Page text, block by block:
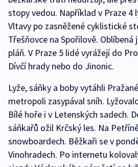
stopy vedou. Například v Praze 4
Vltavy po zasněžené cyklistické
Třešňovce na Spořilově.
pláň. V Praze 5 lidé vyrážejí do
Dívčí hrady nebo do Jinonic.
Lyže, sáňky a boby vytáhli
metropoli zasypával sníh.
Bílé hoře i v Letenských sadech.
sáňkařů ožil Krčský les. Na
snowboardech. Běžkaři se v
Vinohradech. Po internetu